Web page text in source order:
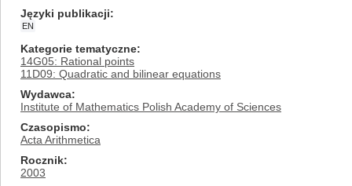
Języki publikacji
EN
Kategorie tematyczne
14G05: Rational points
11D09: Quadratic and bilinear equations
Wydawca
Institute of Mathematics Polish Academy of Sciences
Czasopismo
Acta Arithmetica
Rocznik
2003